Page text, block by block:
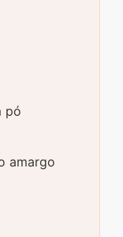
pó
amargo